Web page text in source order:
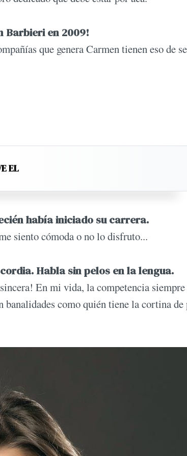
Barbieri en 2009!
que genera Carmen tienen eso de
EL
había iniciado su carrera.
siento cómoda o no lo disfruto...
Habla sin pelos en la lengua.
En mi vida, la competencia siempre
como quién tiene la cortina de